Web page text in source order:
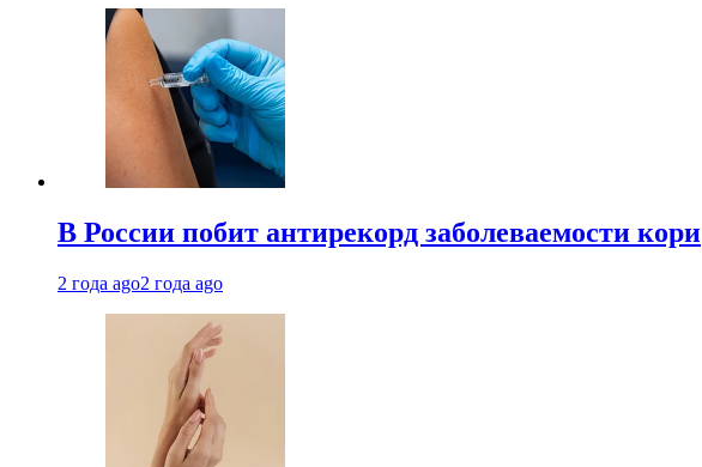
В России побит антирекорд заболеваемости кори
2 года ago2 года ago